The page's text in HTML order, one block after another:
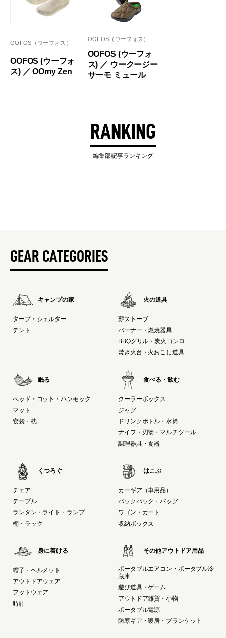
OOFOS（ウーフォス）
OOFOS (ウーフォ
ス) ／ OOmy Zen
OOFOS（ウーフォス）
OOFOS (ウーフォ
ス) ／ ウークージー
サーモ ミュール
RANKING
編集部記事ランキング
GEAR CATEGORIES
キャンプの家
タープ・シェルター
テント
火の道具
薪ストーブ
バーナー・燃焼器具
BBQグリル・炭火コンロ
焚き火台・火おこし道具
眠る
ベッド・コット・ハンモック
マット
寝袋・枕
食べる・飲む
クーラーボックス
ジャグ
ドリンクボトル・水筒
ナイフ・刃物・マルチツール
調理器具・食器
くつろぐ
チェア
テーブル
ランタン・ライト・ランプ
棚・ラック
はこぶ
カーギア（車用品）
バックパック・バッグ
ワゴン・カート
収納ボックス
身に着ける
帽子・ヘルメット
アウトドアウェア
フットウェア
時計
その他アウトドア用品
ポータブルエアコン・ポータブル冷
蔵庫
遊び道具・ゲーム
アウトドア雑貨・小物
ポータブル電源
防寒ギア・暖房・ブランケット